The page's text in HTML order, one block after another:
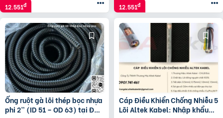
12.551đ 12.551đ
Ống ruột gà lõi thép bọc nhựa
phi 2” (ID 51 – OD 63) tại Đà
Cáp Điều Khiển Chống Nhiễu 5
Lõi Altek Kabel: Nhập khẩu